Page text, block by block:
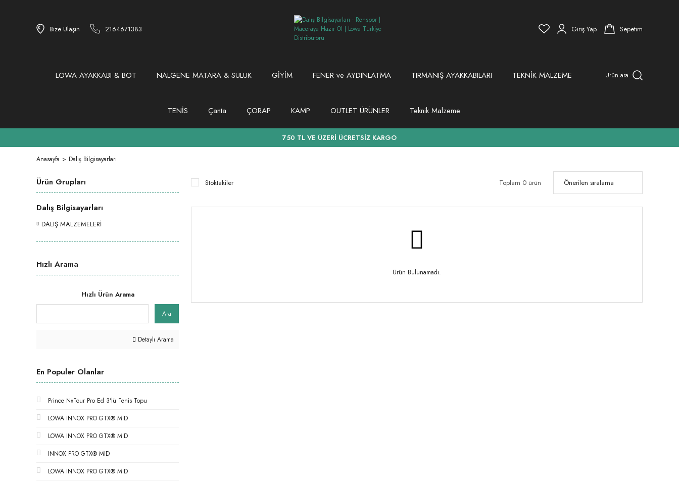
Bize Ulaşın 2164671383 Giriş Yap Sepetim
LOWA AYAKKABI & BOT NALGENE MATARA & SULUK GİYİM FENER ve AYDINLATMA TIRMANIŞ AYAKKABILARI TEKNİK MALZEME
TENİS Çanta ÇORAP KAMP OUTLET ÜRÜNLER Teknik Malzeme
Ürün ara
750 TL VE ÜZERİ ÜCRETSİZ KARGO
Anasayfa Dalış Bilgisayarları
Ürün Grupları
Dalış Bilgisayarları
DALIŞ MALZEMELERİ
Hızlı Arama
Hızlı Ürün Arama
Ara
Detaylı Arama
En Populer Olanlar
Prince NxTour Pro Ed 3'lü Tenis Topu
LOWA INNOX PRO GTX® MID
LOWA INNOX PRO GTX® MID
INNOX PRO GTX® MID
LOWA INNOX PRO GTX® MID
Stoktakiler Toplam 0 ürün
Ürün Bulunamadı.